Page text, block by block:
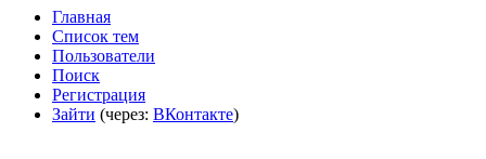
Главная
Список тем
Пользователи
Поиск
Регистрация
Зайти (через: ВКонтакте)